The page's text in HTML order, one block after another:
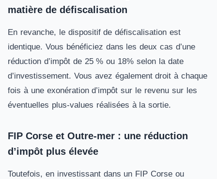
matière de défiscalisation
En revanche, le dispositif de défiscalisation est
identique. Vous bénéficiez dans les deux cas d’une
réduction d’impôt de 25 % ou 18% selon la date
d’investissement. Vous avez également droit à chaque
fois à une exonération d’impôt sur le revenu sur les
éventuelles plus-values réalisées à la sortie.
FIP Corse et Outre-mer : une réduction
d’impôt plus élevée
Toutefois, en investissant dans un FIP Corse ou